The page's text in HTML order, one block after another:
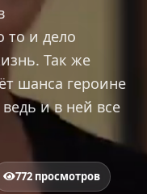
то и дело
Так же
шанса героине
и в ней все
772 просмотров